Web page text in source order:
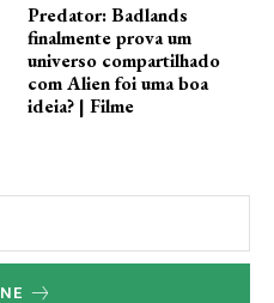
Predator: Badlands
finalmente prova um
universo compartilhado
com Alien foi uma boa
ideia? | Filme